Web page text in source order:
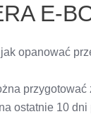
E-
opanować
ostatnie 10